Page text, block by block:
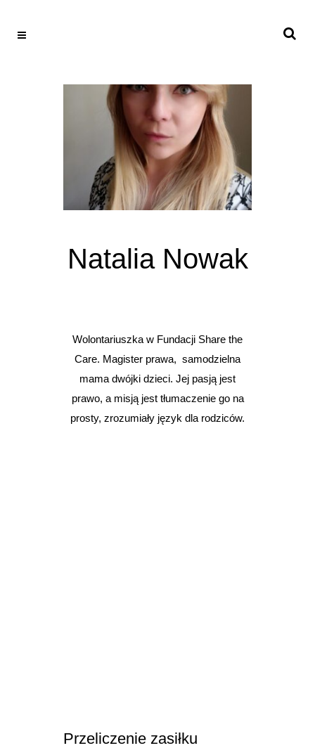
Natalia Nowak
Wolontariuszka w Fundacji Share the
Care. Magister prawa, samodzielna
mama dwójki dzieci. Jej pasją jest
prawo, a misją jest tłumaczenie go na
prosty, zrozumiały język dla rodziców.
Przeliczenie zasiłku